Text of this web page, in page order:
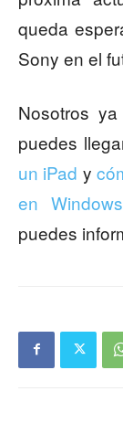
queda
Sony en el
Nosotros
puedes
un iPad y
en
puedes